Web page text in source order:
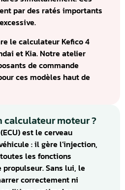
par des ratés importants
le calculateur Kefico 4
et Kia. Notre atelier
de commande
ces modèles haut de
calculateur moteur ?
est le cerveau
: il gère l’injection,
les fonctions
Sans lui, le
correctement ni